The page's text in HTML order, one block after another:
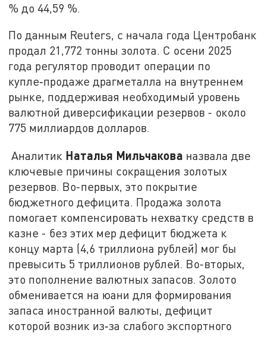
% до 44,59 %.
По данным Reuters, с начала года Центробанк
продал 21,772 тонны золота. С осени 2025
года регулятор проводит операции по
купле‑продаже драгметалла на внутреннем
рынке, поддерживая необходимый уровень
валютной диверсификации резервов - около
775 миллиардов долларов.
Аналитик Наталья Мильчакова назвала две
ключевые причины сокращения золотых
резервов. Во-первых, это покрытие
бюджетного дефицита. Продажа золота
помогает компенсировать нехватку средств в
казне - без этих мер дефицит бюджета к
концу марта (4,6 триллиона рублей) мог бы
превысить 5 триллионов рублей. Во-вторых,
это пополнение валютных запасов. Золото
обменивается на юани для формирования
запаса иностранной валюты, дефицит
которой возник из‑за слабого экспортного